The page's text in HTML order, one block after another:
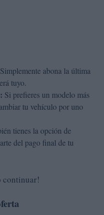
Simplemente abona la última
tuyo.
Si prefieres un modelo más
tu vehículo por uno
tienes la opción de
del pago final de tu
continuar!